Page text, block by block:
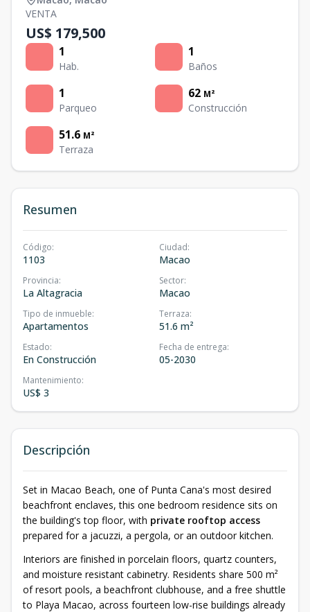
VENTA
US$ 179,500
1
Hab.
1
Baños
1
Parqueo
62 M²
Construcción
51.6 M²
Terraza
Resumen
Código:
1103
Ciudad:
Macao
Provincia:
La Altagracia
Sector:
Macao
Tipo de inmueble:
Apartamentos
Terraza:
51.6 m²
Estado:
En Construcción
Fecha de entrega:
05-2030
Mantenimiento:
US$ 3
Descripción
Set in Macao Beach, one of Punta Cana's most desired
beachfront enclaves, this one bedroom residence sits on
the building's top floor, with private rooftop access
prepared for a jacuzzi, a pergola, or an outdoor kitchen.
Interiors are finished in porcelain floors, quartz counters,
and moisture resistant cabinetry. Residents share 500 m²
of resort pools, a beachfront clubhouse, and a free shuttle
to Playa Macao, across fourteen low-rise buildings already